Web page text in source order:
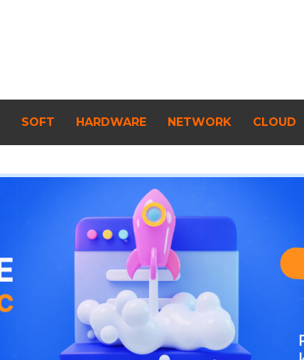
SOFT HARDWARE NETWORK CLOUD